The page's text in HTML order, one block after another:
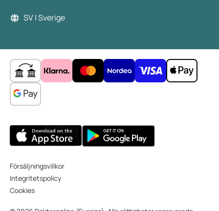
SV | Sverige
Försäljningsvillkor
Integritetspolicy
Cookies